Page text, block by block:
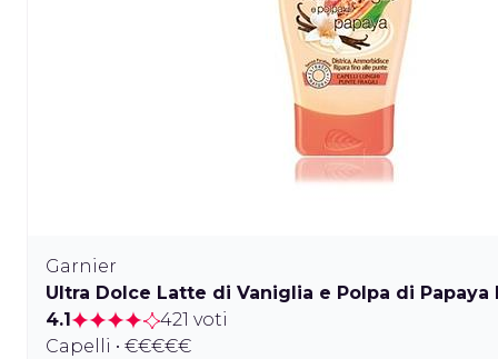
Garnier
Ultra Dolce Latte di Vaniglia e Polpa di Papaya
4.1
421 voti
Capelli • €€€€€